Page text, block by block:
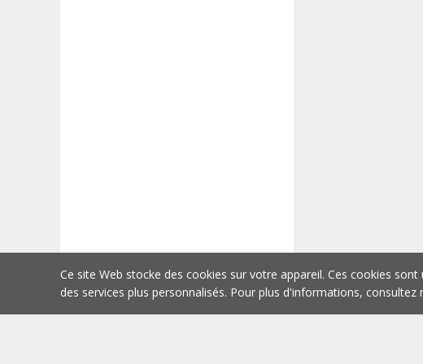
Ce site Web stocke des cookies sur votre appareil. Ces cookies
des services plus personnalisés. Pour plus d'informations, consultez